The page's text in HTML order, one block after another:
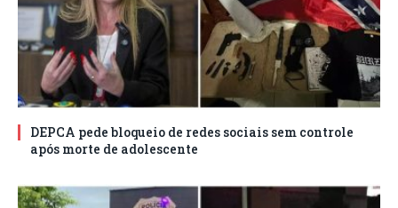
DEPCA pede bloqueio de redes sociais sem controle
após morte de adolescente